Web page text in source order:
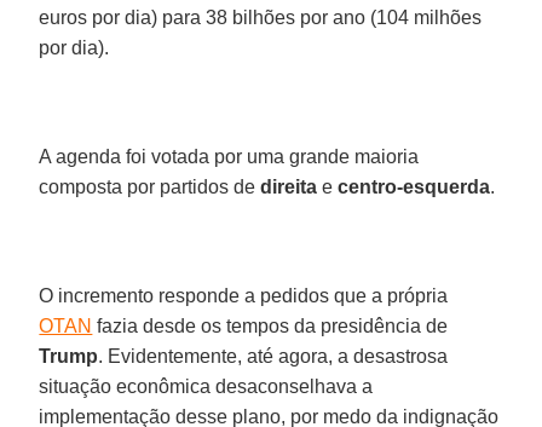
euros por dia) para 38 bilhões por ano (104 milhões
por dia).
A agenda foi votada por uma grande maioria
composta por partidos dedireita ecentro-esquerda.
O incremento responde a pedidos que a própria
OTAN fazia desde os tempos da presidência de
Trump. Evidentemente, até agora, a desastrosa
situação econômica desaconselhava a
implementação desse plano, por medo da indignação